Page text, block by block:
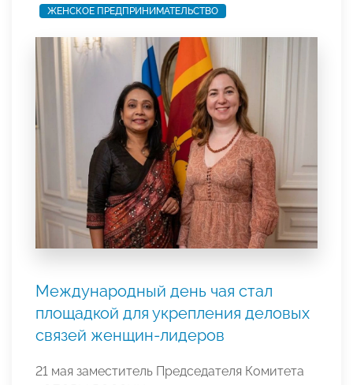
ЖЕНСКОЕ ПРЕДПРИНИМАТЕЛЬСТВО
Международный день чая стал
площадкой для укрепления деловых
связей женщин-лидеров
21 мая заместитель Председателя Комитета